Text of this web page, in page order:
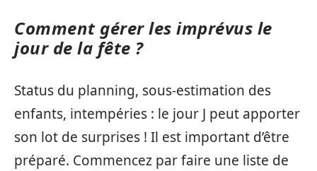
Comment gérer les imprévus le
jour de la fête ?
Status du planning, sous-estimation des
enfants, intempéries : le jour J peut apporter
son lot de surprises ! Il est important d’être
préparé. Commencez par faire une liste de